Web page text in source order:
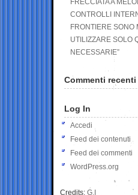
FRECCIATA A
CONTROLLI
FRONTIERE SONO
UTILIZZARE SOLO
NECESSARIE”
Commenti recenti
Log In
Accedi
Feed dei contenuti
Feed dei commenti
WordPress.org
Credits: G.I